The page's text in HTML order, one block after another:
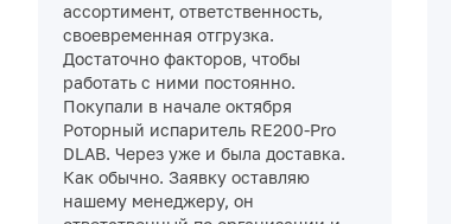
ассортимент, ответственность,
своевременная отгрузка.
Достаточно факторов, чтобы
работать с ними постоянно.
Покупали в начале октября
Роторный испаритель RE200-Pro
DLAB. Через уже и была доставка.
Как обычно. Заявку оставляю
нашему менеджеру, он